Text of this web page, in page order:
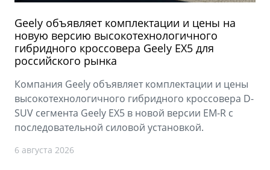
Geely объявляет комплектации и цены на
новую версию высокотехнологичного
гибридного кроссовера Geely EX5 для
российского рынка
Компания Geely объявляет комплектации и цены
высокотехнологичного гибридного кроссовера D-
SUV сегмента Geely EX5 в новой версии EM-R с
последовательной силовой установкой.
6 августа 2026